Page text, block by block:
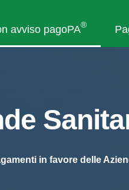
avviso pagoPA®
in favore delle